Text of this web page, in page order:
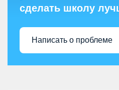
сделать школу
Написать о проблеме